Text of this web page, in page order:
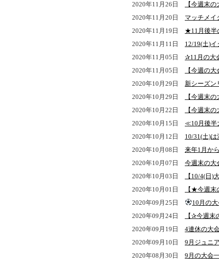
2020年11月26日
【今週末
2020年11月20日 マッチメイ
2020年11月19日 ★11月後半
2020年11月11日 12/19(土)
2020年11月05日 ✰11月の大
2020年11月05日
【今週の大
2020年10月29日 新シーズン
2020年10月29日
【今週末
2020年10月22日
【今週末
2020年10月15日 ≪10月後
2020年10月12日 10/31(土)は
2020年10月08日 来年1月か
2020年10月07日 今週末の大
2020年10月03日
【10/4(日)
2020年10月01日
【★今週
2020年09月25日
10月の
2020年09月24日
【✰今週
2020年09月19日 4連休の大
2020年09月10日 9月ジュニ
2020年08月30日 9月の大会